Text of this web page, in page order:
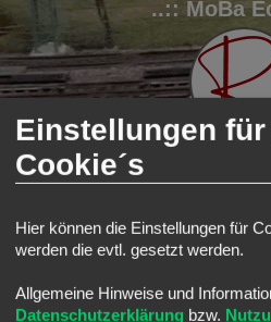
..:: MoBa
Modellbahnforum Forum
Passwort zurücksetzen
Einstellungen
Cookie´s
Hier können die Einstellungen für
werden die evtl. gesetzt werden.
Allgemeine Hinweise und
Datenschutzerklärung bzw.